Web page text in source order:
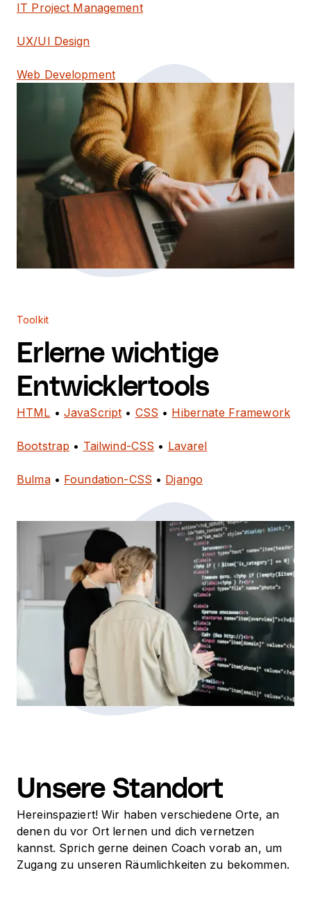
IT Project Management
UX/UI Design
Web Development
Toolkit
Erlerne wichtige
Entwicklertools
HTML • JavaScript • CSS • Hibernate Framework
Bootstrap • Tailwind-CSS • Lavarel
Bulma• Foundation-CSS • Django
Unsere Standort
Hereinspaziert! Wir haben verschiedene Orte, an
denen du vor Ort lernen und dich vernetzen
kannst. Sprich gerne deinen Coach vorab an, um
Zugang zu unseren Räumlichkeiten zu bekommen.